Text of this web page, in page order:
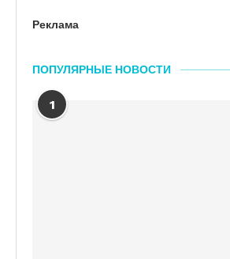
Реклама
ПОПУЛЯРНЫЕ НОВОСТИ
1